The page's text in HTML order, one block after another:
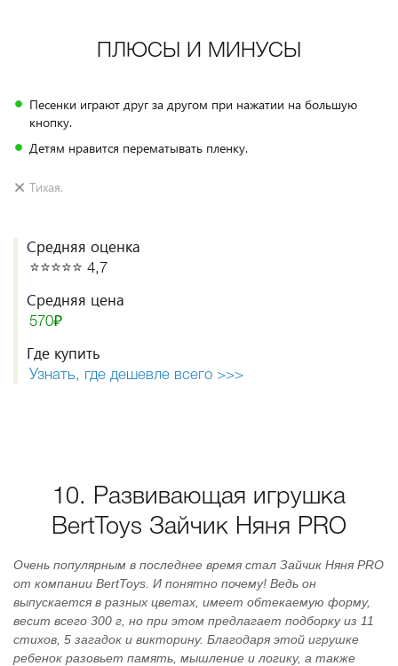
ПЛЮСЫ И МИНУСЫ
Песенки играют друг за другом при нажатии на большую
кнопку.
Детям нравится перематывать пленку.
Тихая.
Средняя оценка
⭐️⭐️⭐️⭐️⭐️ 4,7
Средняя цена
570₽
Где купить
Узнать, где дешевле всего >>>
10. Развивающая игрушка
BertToys Зайчик Няня PRO
Очень популярным в последнее время стал Зайчик Няня PRO
от компании BertToys. И понятно почему! Ведь он
выпускается в разных цветах, имеет обтекаемую форму,
весит всего 300 г, но при этом предлагает подборку из 11
стихов, 5 загадок и викторину. Благодаря этой игрушке
ребенок разовьет память, мышление и логику, а также